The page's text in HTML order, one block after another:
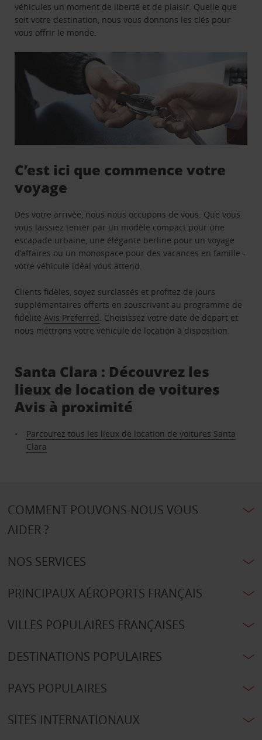
véhicules un moment de liberté et de plaisir. Quelle que
soit votre destination, nous vous donnons les clés pour
vous offrir le monde.
C’est ici que commence votre
voyage
Dès votre arrivée, nous nous occupons de vous. Que vous
vous laissiez tenter par un modèle compact pour une
escapade urbaine, une élégante berline pour un voyage
d’affaires ou un monospace pour des vacances en famille -
votre véhicule idéal vous attend.
Clients fidèles, soyez surclassés et profitez de jours
supplémentaires offerts en souscrivant au programme de
fidélitéAvis Preferred. Choisissez votre date de départ et
nous mettrons votre véhicule de location à disposition.
Santa Clara : Découvrez les
lieux de location de voitures
Avis à proximité
Parcourez tous les lieux de location de voitures Santa
Clara
COMMENT POUVONS-NOUS VOUS
AIDER ?
NOS SERVICES
PRINCIPAUX AÉROPORTS FRANÇAIS
VILLES POPULAIRES FRANÇAISES
DESTINATIONS POPULAIRES
PAYS POPULAIRES
SITES INTERNATIONAUX